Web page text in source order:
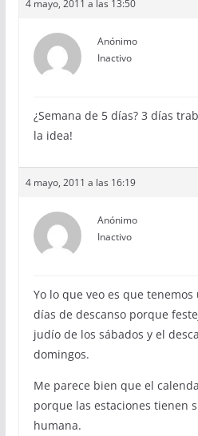
4 mayo, 2011 a las 13:50
Anónimo
Inactivo
¿Semana de 5 días? 3 días
la idea!
4 mayo, 2011 a las 16:19
Anónimo
Inactivo
Yo lo que veo es que
días de descanso porque
judío de los sábados y el
domingos.
Me parece bien que el
porque las estaciones tienen
humana.